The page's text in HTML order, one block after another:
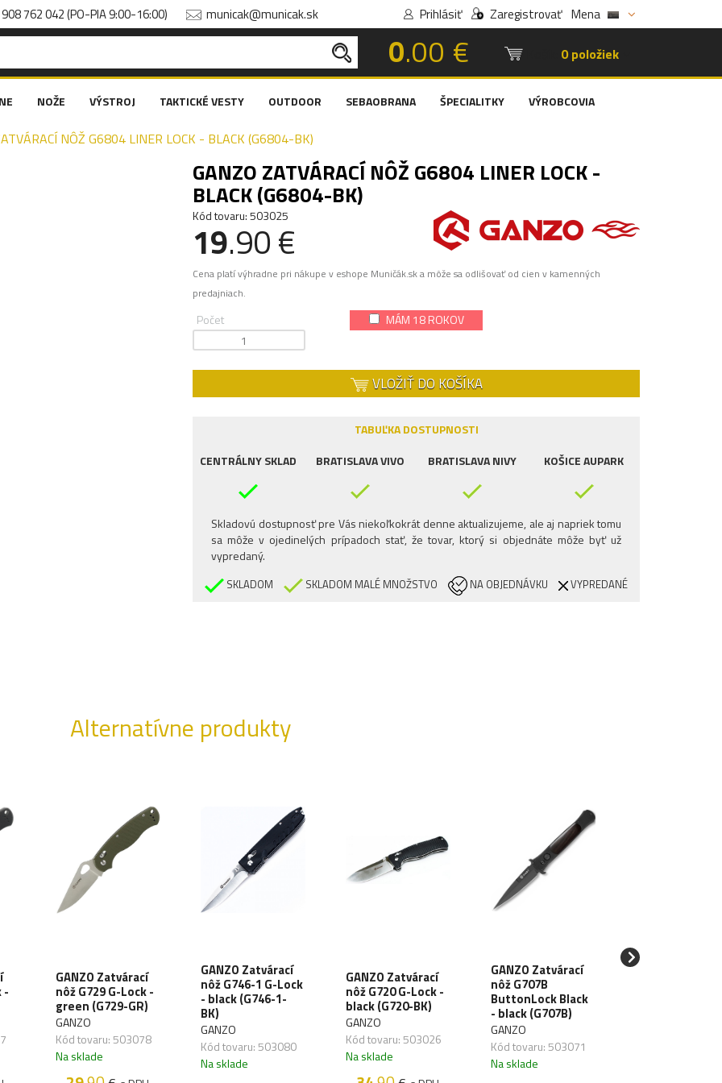
762 042 (PO-PIA 9:00-16:00) municak@municak.sk Prihlásiť Zaregistrovať Mena
0.00 € 0 položiek
NOŽE VÝSTROJ TAKTICKÉ VESTY OUTDOOR SEBAOBRANA ŠPECIALITKY VÝROBCOVIA
NÔŽ G6804 LINER LOCK - BLACK (G6804-BK)
GANZO ZATVÁRACÍ NÔŽ G6804 LINER LOCK -
BLACK (G6804-BK)
Kód tovaru: 503025
19.90 €
Cena platí výhradne pri nákupe v eshope Muničák.sk a môže sa odlišovať od cien v kamenných
predajniach.
Počet MÁM 18 ROKOV
VLOŽIŤ DO KOŠÍKA
TABUĽKA DOSTUPNOSTI
CENTRÁLNY SKLAD
BRATISLAVA VIVO BRATISLAVA NIVY KOŠICE AUPARK
Skladovú dostupnosť pre Vás niekoľkokrát denne aktualizujeme, ale aj napriek tomu
sa môže v ojedinelých prípadoch stať, že tovar, ktorý si objednáte môže byť už
vypredaný.
SKLADOM SKLADOM MALÉ MNOŽSTVO NA OBJEDNÁVKU VYPREDANÉ
Alternatívne produkty
-
GANZO Zatvárací
nôž G729 G-Lock -
green (G729-GR)
GANZO
Kód tovaru: 503078
Na sklade
GANZO Zatvárací
nôž G746-1 G-Lock
- black (G746-1-
BK)
GANZO
Kód tovaru: 503080
Na sklade
GANZO Zatvárací
nôž G720 G-Lock -
black (G720-BK)
GANZO
Kód tovaru: 503026
Na sklade
GANZO Zatvárací
nôž G707B
ButtonLock Black
- black (G707B)
GANZO
Kód tovaru: 503071
Na sklade
GANZO